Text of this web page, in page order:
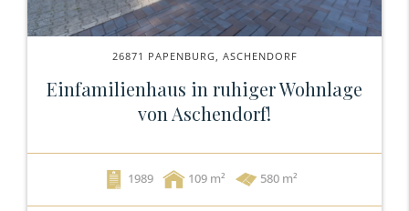
26871 PAPENBURG, ASCHENDORF
Einfamilienhaus in ruhiger Wohnlage
von Aschendorf!
1989 109 580 m²